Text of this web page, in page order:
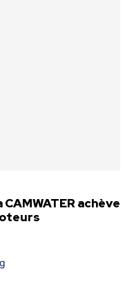
CAMWATER achève